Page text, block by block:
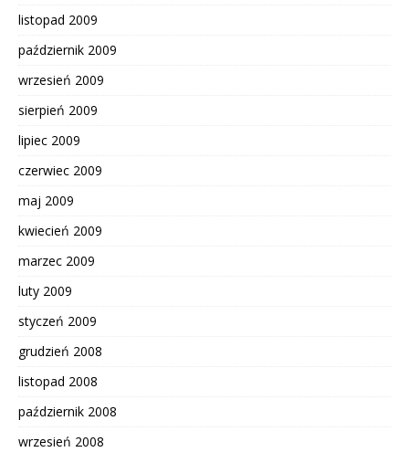
listopad 2009
październik 2009
wrzesień 2009
sierpień 2009
lipiec 2009
czerwiec 2009
maj 2009
kwiecień 2009
marzec 2009
luty 2009
styczeń 2009
grudzień 2008
listopad 2008
październik 2008
wrzesień 2008